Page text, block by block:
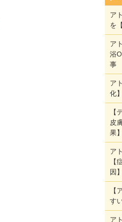
ア
を
ア
浴
事
ア
化
【
皮
果】
ア
【
因】
【
す
ア